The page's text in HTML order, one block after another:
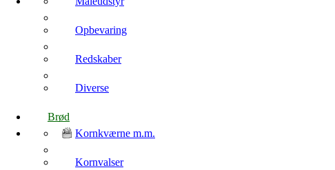
Opbevaring
Redskaber
Diverse
Brød
Kornkværne m.m.
Kornvalser